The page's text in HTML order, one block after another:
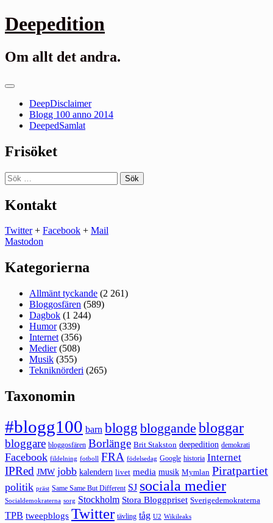
Gå
till
Deepedition
Om allt det andra.
Primär
DeepDisclaimer
Blogg 100 anno 2014
DeepedSamlat
Frisöket
Sök
efter:
Kontakt
Twitter+ Facebook + Mail
Mastodon
Kategorierna
Allmänt tyckande (2 261)
Bloggosfären (589)
Dagbok (1 244)
Humor(339)
Internet (356)
Medier(508)
Musik (355)
Tekniknörderi (265)
Taxonomin
#blogg100 barn blogg bloggande bloggar
bloggare bloggosfären Borlänge Brit Stakston deepedition demokrati
Facebook fildelning fotboll FRA födelsedag Google historia Internet
IPRed JMW jobb kalendern livet media musik Mymlan Piratpartiet
politik präst Same Same But Different SJ sociala medier
Socialdemokraterna sorg Stockholm Stora Bloggpriset Sverigedemokraterna
TPB tweepblogs Twitter tävling tåg U2 Wikileaks